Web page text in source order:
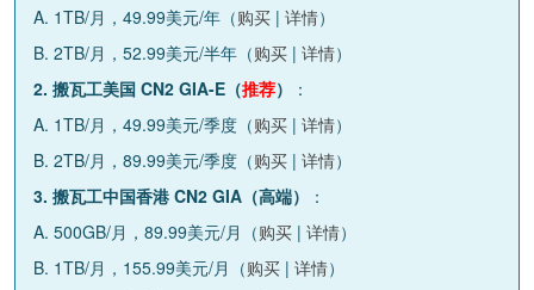
A. 1TB/月，49.99美元/年（购买 | 详情）
B. 2TB/月，52.99美元/半年（购买 | 详情）
2. 搬瓦工美国 CN2 GIA-E（推荐）
：
A. 1TB/月，49.99美元/季度（购买 | 详情）
B. 2TB/月，89.99美元/季度（购买 | 详情）
3. 搬瓦工中国香港 CN2 GIA（高端）
：
A. 500GB/月，89.99美元/月（购买 | 详情）
B. 1TB/月，155.99美元/月（购买 | 详情）